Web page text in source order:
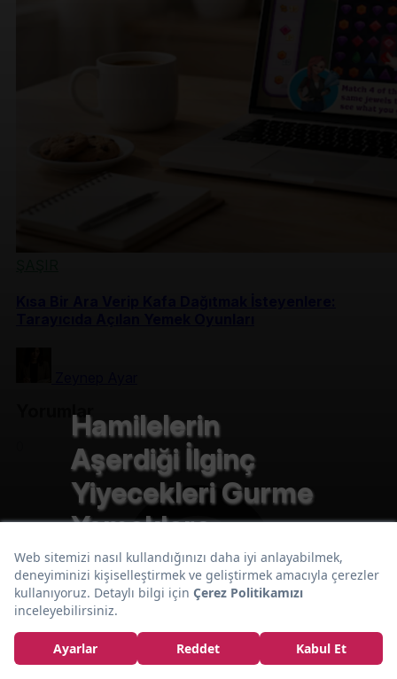
Hamilelerin
Aşerdiği İlginç
Yiyecekleri Gurme
Yemeklere
Dönüştüren Çılgın
Proje
Yorumlar